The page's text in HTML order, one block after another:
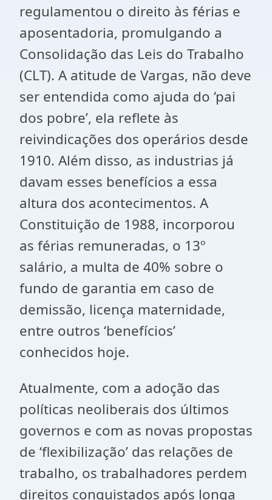
regulamentou o direito às férias e
aposentadoria, promulgando a
Consolidação das Leis do Trabalho
(CLT). A atitude de Vargas, não deve
ser entendida como ajuda do ‘pai
dos pobre’, ela reflete às
reivindicações dos operários desde
1910. Além disso, as industrias já
davam esses benefícios a essa
altura dos acontecimentos. A
Constituição de 1988, incorporou
as férias remuneradas, o 13º
salário, a multa de 40% sobre o
fundo de garantia em caso de
demissão, licença maternidade,
entre outros ‘benefícios’
conhecidos hoje.
Atualmente, com a adoção das
políticas neoliberais dos últimos
governos e com as novas propostas
de ‘flexibilização’ das relações de
trabalho, os trabalhadores perdem
direitos conquistados após longa